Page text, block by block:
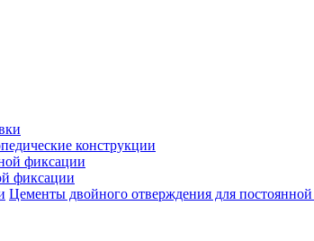
конструкции
фиксации
фиксации
Цементы двойного отверждения для